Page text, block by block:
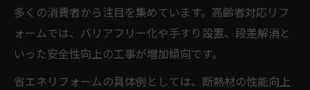
多くの消費者から注目を集めています。高齢者対応リフ
ォームでは、バリアフリー化や手すり設置、段差解消と
いった安全性向上の工事が増加傾向です。
省エネリフォームの具体例としては、断熱材の性能向上